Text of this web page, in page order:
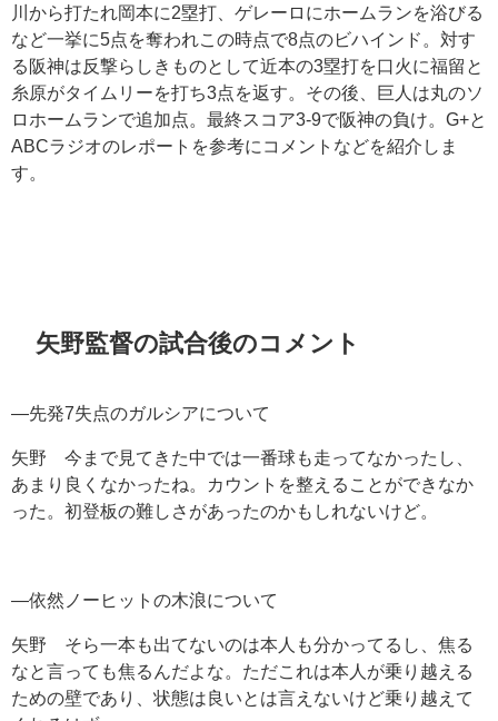
川から打たれ岡本に2塁打、ゲレーロにホームランを浴びる
など一挙に5点を奪われこの時点で8点のビハインド。対す
る阪神は反撃らしきものとして近本の3塁打を口火に福留と
糸原がタイムリーを打ち3点を返す。その後、巨人は丸のソ
ロホームランで追加点。最終スコア3-9で阪神の負け。 G+と
ABCラジオのレポートを参考にコメントなどを紹介しま
す。
矢野監督の試合後のコメント
―先発7失点のガルシアについて
矢野 今まで見てきた中では一番球も走ってなかったし、
あまり良くなかったね。カウントを整えることができなか
った。初登板の難しさがあったのかもしれないけど。
―依然ノーヒットの木浪について
矢野 そら一本も出てないのは本人も分かってるし、焦る
なと言っても焦るんだよな。ただこれは本人が乗り越える
ための壁であり、状態は良いとは言えないけど乗り越えて